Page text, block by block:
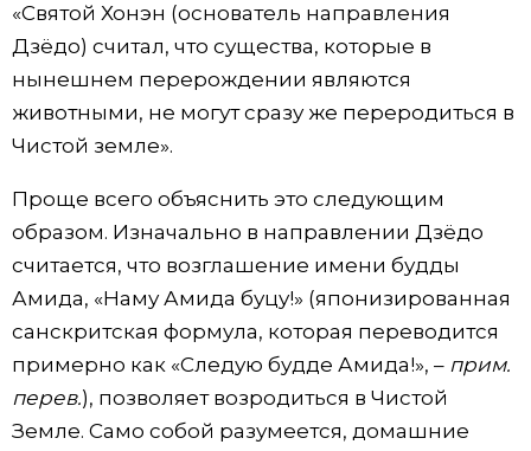
«Святой Хонэн (основатель направления
Дзёдо) считал, что существа, которые в
нынешнем перерождении являются
животными, не могут сразу же переродиться в
Чистой земле».
Проще всего объяснить это следующим
образом. Изначально в направлении Дзёдо
считается, что возглашение имени будды
Амида, «Наму Амида буцу!» (японизированная
санскритская формула, которая переводится
примерно как «Следую будде Амида!», – прим.
перев.), позволяет возродиться в Чистой
Земле. Само собой разумеется, домашние